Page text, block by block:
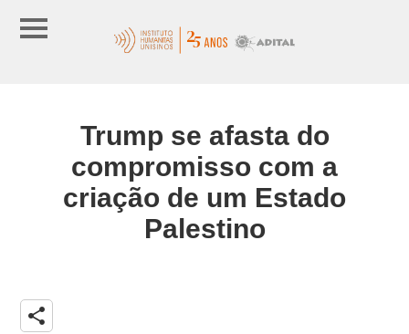
Trump se afasta do
compromisso com a
criação de um Estado
Palestino
share